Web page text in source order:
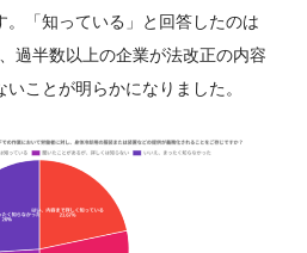
。「知っている」と回答したのは
過半数以上の企業が法改正の内容
ことが明らかになりました。